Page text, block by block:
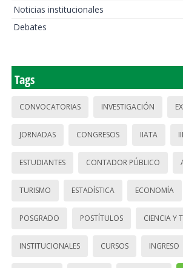
Noticias institucionales
Debates
Tags
CONVOCATORIAS INVESTIGACIÓN
JORNADAS CONGRESOS IIATA
ESTUDIANTES CONTADOR PÚBLICO
TURISMO ESTADÍSTICA ECONOMÍA
POSGRADO POSTÍTULOS CIENCIA Y
INSTITUCIONALES CURSOS INGRESO